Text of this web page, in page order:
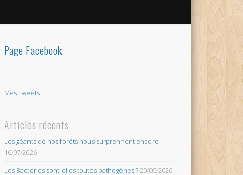
Page Facebook
Mes Tweets
Articles récents
Les géants de nos forêts nous surprennent encore !
16/07/2026
Les Bactéries sont-elles toutes pathogènes ?20/05/2026